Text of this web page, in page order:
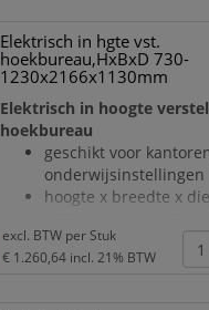
bladdikte 25 mm
draagvermogen 120 kg
geluidsniveau van 42
T-voetonderstel van
slag- en krasvaste
in zilverkleurig
hoogteverstelling via
elektromotoren
Botsingbescherming
h
Elektrisch in hgte vst.
hoekbureau,HxBxD 730-
1230x2166x1130mm
Elektrisch in hoogte
hoekbureau
geschikt voor
onderwijsinstellingen
hoogte x breedte x
blad van hout met
excl. BTW per Stuk
€ 1.260,64 incl. 21% BTW